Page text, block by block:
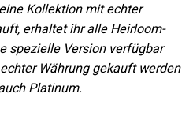
Kollektion mit echter
erhaltet ihr alle Heirloom-
spezielle Version verfügbar
Währung gekauft werden
Platinum.